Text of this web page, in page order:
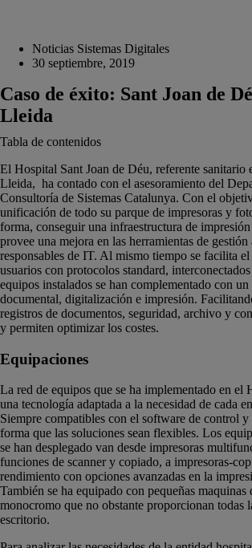
Noticias Sistemas Digitales
30 septiembre, 2019
Caso de éxito: Sant Joan de
Lleida
Tabla de contenidos
El Hospital Sant Joan de Déu, referente sanitario
Lleida, ha contado con el asesoramiento del
Consultoría de Sistemas Catalunya. Con el
unificación de todo su parque de impresoras y
forma, conseguir una infraestructura de
provee una mejora en las herramientas de
responsables de IT. Al mismo tiempo se facilita
usuarios con protocolos standard,
equipos instalados se han complementado con
documental, digitalización e impresión.
registros de documentos, seguridad, archivo y
y permiten optimizar los costes.
Equipaciones
La red de equipos que se ha implementado en el
una tecnología adaptada a la necesidad de cada
Siempre compatibles con el software de control
forma que las soluciones sean flexibles. Los
se han desplegado van desde impresoras
funciones de scanner y copiado, a impresoras-
rendimiento con opciones avanzadas en la
También se ha equipado con pequeñas maquinas
monocromo que no obstante proporcionan todas
escritorio.